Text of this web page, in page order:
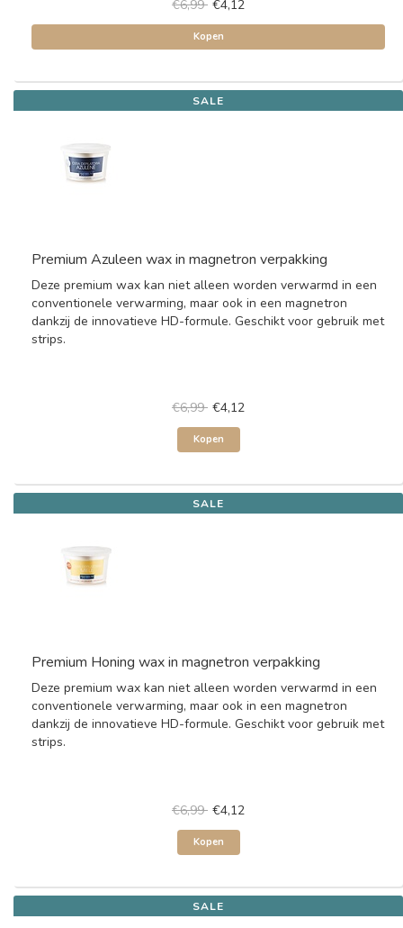
€6,99 €4,12
Kopen
SALE
Premium Azuleen wax in magnetron verpakking
Deze premium wax kan niet alleen worden verwarmd in een
conventionele verwarming, maar ook in een magnetron
dankzij de innovatieve HD-formule. Geschikt voor gebruik met
strips.
€6,99 €4,12
Kopen
SALE
Premium Honing wax in magnetron verpakking
Deze premium wax kan niet alleen worden verwarmd in een
conventionele verwarming, maar ook in een magnetron
dankzij de innovatieve HD-formule. Geschikt voor gebruik met
strips.
€6,99 €4,12
Kopen
SALE